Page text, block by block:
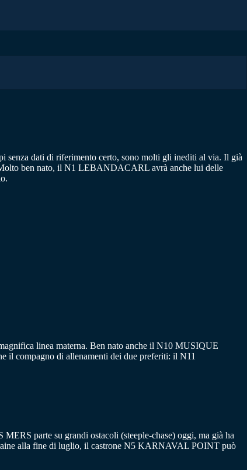
senza dati di riferimento certo, sono molti gli inediti al via. Il già
ben nato, il N1 LEBANDACARL avrà anche lui delle
linea materna. Ben nato anche il N10 MUSIQUE
il compagno di allenamenti dei due preferiti: il N11
parte su grandi ostacoli (steeple-chase) oggi, ma già ha
alla fine di luglio, il castrone N5 KARNAVAL POINT può